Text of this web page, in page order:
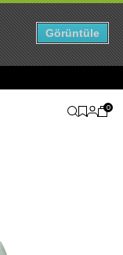
0
Görüntüle